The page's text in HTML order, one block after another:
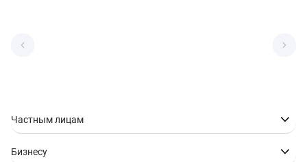
Частным лицам
Бизнесу